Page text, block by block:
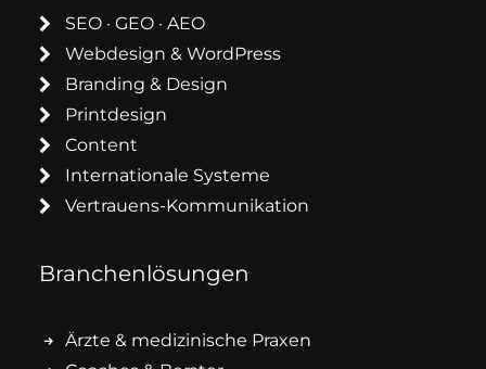
SEO · GEO · AEO
Webdesign & WordPress
Branding & Design
Printdesign
Content
Internationale Systeme
Vertrauens-Kommunikation
Branchenlösungen
Ärzte & medizinische Praxen